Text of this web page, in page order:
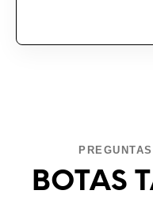
BOTAS